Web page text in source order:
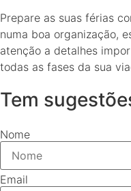
Prepare as suas férias
numa boa organização,
atenção a detalhes
todas as fases da sua
Tem
Nome
Email